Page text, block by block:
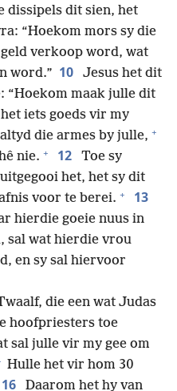
dissipels dit sien, het
“Hoekom mors sy die
verkoop word, wat
word.” 10
Jesus het dit
“Hoekom maak julle dit
iets goeds vir my
die armes by julle, +
nie. + 12
Toe sy
het, het sy dit
voor te berei. + 13
hierdie goeie nuus in
sal wat hierdie vrou
en sy sal hiervoor
die een wat Judas
hoofpriesters toe
sal julle vir my gee om
Hulle het vir hom 30
16
Daarom het hy van